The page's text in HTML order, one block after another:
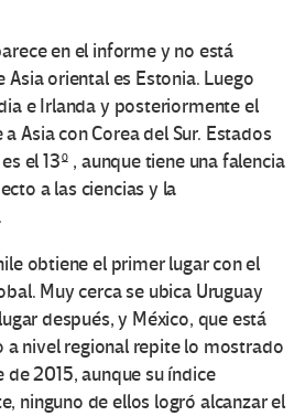
en el informe y no está
Asia oriental es Estonia. Luego
e Irlanda y posteriormente el
Asia con Corea del Sur. Estados
el 13º , aunque tiene una falencia
a las ciencias y la
obtiene el primer lugar con el
Muy cerca se ubica Uruguay
después, y México, que está
a nivel regional repite lo mostrado
2015, aunque su índice
ninguno de ellos logró alcanzar el